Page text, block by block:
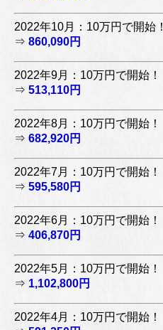
2022年10月：10万円で開始！
⇒ 860,090円
2022年9月：10万円で開始！
⇒ 513,110円
2022年8月：10万円で開始！
⇒ 682,920円
2022年7月：10万円で開始！
⇒ 595,580円
2022年6月：10万円で開始！
⇒ 406,870円
2022年5月：10万円で開始！
⇒ 1,102,800円
2022年4月：10万円で開始！